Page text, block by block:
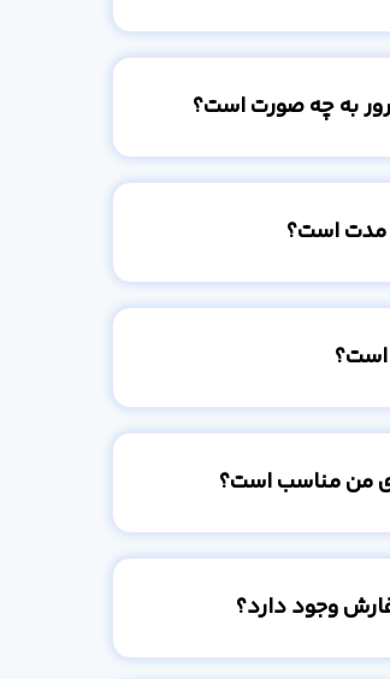
به چه صورت است؟
مدت است؟
است؟
من مناسب است؟
وجود دارد؟